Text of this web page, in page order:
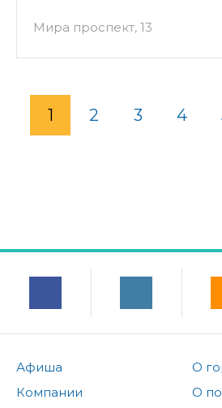
Мира проспект, 13
1 2 3 4
Афиша
Компании
О
О